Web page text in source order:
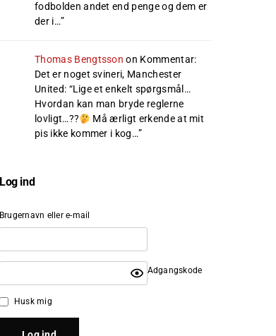
fodbolden andet end penge og dem er
der i…”
Thomas Bengtsson on Kommentar:
Det er noget svineri, Manchester
United: “Lige et enkelt spørgsmål…
Hvordan kan man bryde reglerne
lovligt…??
Må ærligt erkende at mit
pis ikke kommer i kog…”
Log ind
Brugernavn eller e-mail
Adgangskode
Husk mig